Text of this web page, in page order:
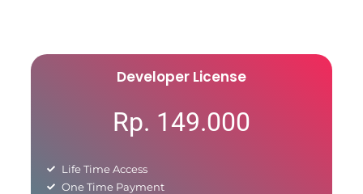
Developer License
Rp. 149.000
Life Time Access
One Time Payment